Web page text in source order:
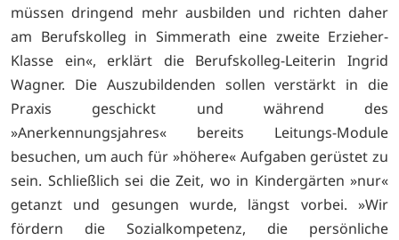
müssen dringend mehr ausbilden und richten daher
am Berufskolleg in Simmerath eine zweite Erzieher-
Klasse ein«, erklärt die Berufskolleg-Leiterin Ingrid
Wagner. Die Auszubildenden sollen verstärkt in die
Praxis geschickt und während des
»Anerkennungsjahres« bereits Leitungs-Module
besuchen, um auch für »höhere« Aufgaben gerüstet zu
sein. Schließlich sei die Zeit, wo in Kindergärten »nur«
getanzt und gesungen wurde, längst vorbei. »Wir
fördern die Sozialkompetenz, die persönliche